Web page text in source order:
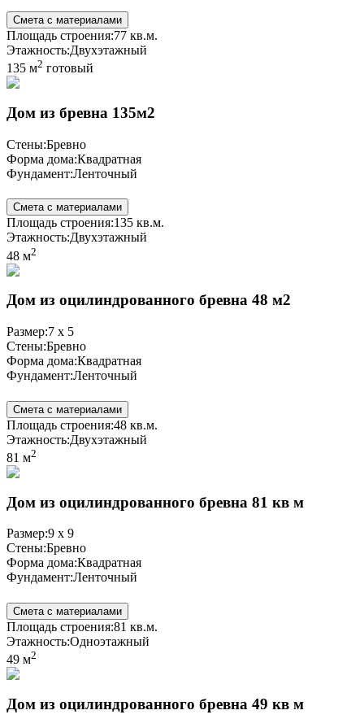
Смета с материалами
Площадь строения:77 кв.м.
Этажность:Двухэтажный
135 м2 готовый
Дом из бревна 135м2
Стены:Бревно
Форма дома:Квадратная
Фундамент:Ленточный
Смета с материалами
Площадь строения:135 кв.м.
Этажность:Двухэтажный
48 м2
Дом из оцилиндрованного бревна 48 м2
Размер:7 x 5
Стены:Бревно
Форма дома:Квадратная
Фундамент:Ленточный
Смета с материалами
Площадь строения:48 кв.м.
Этажность:Двухэтажный
81 м2
Дом из оцилиндрованного бревна 81 кв м
Размер:9 x 9
Стены:Бревно
Форма дома:Квадратная
Фундамент:Ленточный
Смета с материалами
Площадь строения:81 кв.м.
Этажность:Одноэтажный
49 м2
Дом из оцилиндрованного бревна 49 кв м